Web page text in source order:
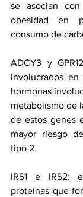
se asocian
obesidad en
consumo de
ADCY3 y
involucrados
hormonas
metabolismo de
de estos genes
mayor riesgo
tipo 2.
IRS1 e IRS2:
proteínas que